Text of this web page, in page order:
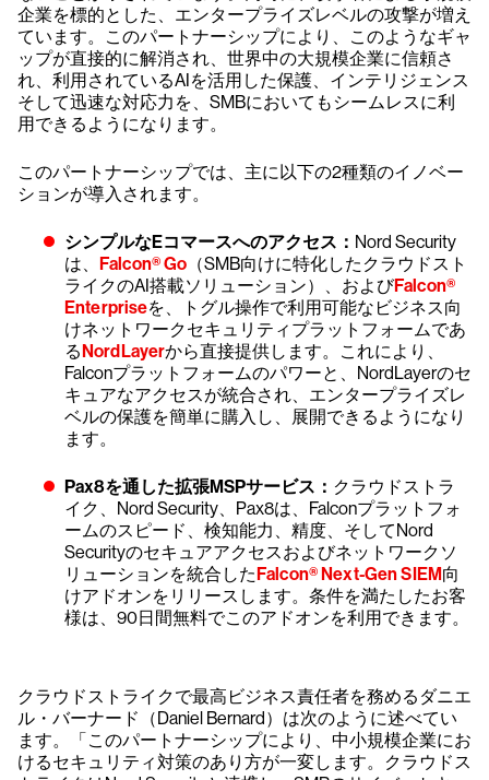
企業を標的とした、エンタープライズレベルの攻撃が増え
ています。このパートナーシップにより、このようなギャ
ップが直接的に解消され、世界中の大規模企業に信頼さ
れ、利用されているAIを活用した保護、インテリジェンス
そして迅速な対応力を、SMBにおいてもシームレスに利
用できるようになります。
このパートナーシップでは、主に以下の2種類のイノベー
ションが導入されます。
シンプルなEコマースへのアクセス： Nord Security
は、 Falcon® Go （SMB向けに特化したクラウドスト
ライクのAI搭載ソリューション）、およびFalcon®
Enterpriseを、トグル操作で利用可能なビジネス向
けネットワークセキュリティプラットフォームであ
るNordLayerから直接提供します。これにより、
Falconプラットフォームのパワーと、NordLayerのセ
キュアなアクセスが統合され、エンタープライズレ
ベルの保護を簡単に購入し、展開できるようになり
ます。
Pax8を通した拡張MSPサービス： クラウドストラ
イク、Nord Security、Pax8は、Falconプラットフォ
ームのスピード、検知能力、精度、そしてNord
Securityのセキュアアクセスおよびネットワークソ
リューションを統合したFalcon® Next-Gen SIEM向
けアドオンをリリースします。条件を満たしたお客
様は、90日間無料でこのアドオンを利用できます。
クラウドストライクで最高ビジネス責任者を務めるダニエ
ル・バーナード（Daniel Bernard）は次のように述べてい
ます。「このパートナーシップにより、中小規模企業にお
けるセキュリティ対策のあり方が一変します。クラウドス